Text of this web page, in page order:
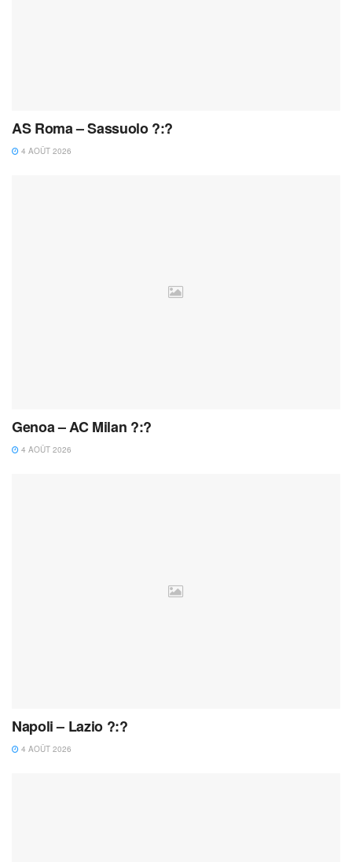
AS Roma – Sassuolo ?:?
4 AOÛT 2026
Genoa – AC Milan ?:?
4 AOÛT 2026
Napoli – Lazio ?:?
4 AOÛT 2026